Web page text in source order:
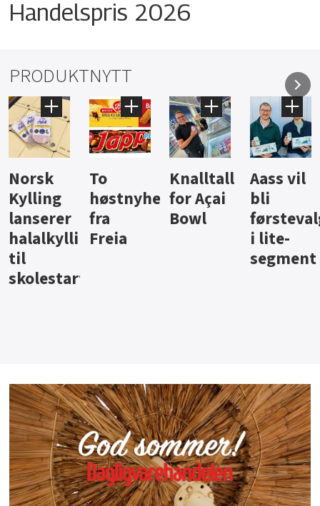
Handelspris 2026
PRODUKTNYTT
Knalltall
for Açai
Bowl
Aass vil
bli
førstevalg
i lite-
Brus og
jus fra
Berentsen
Hard
iste fra
Hansa